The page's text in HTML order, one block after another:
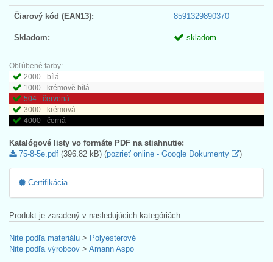
Čiarový kód (EAN13): 8591329890370
Skladom: skladom
Obľúbené farby:
2000 - bílá
1000 - krémově bílá
504 - červená
3000 - krémová
4000 - černá
Katalógové listy vo formáte PDF na stiahnutie:
75-8-5e.pdf (396.82 kB) (pozrieť online - Google Dokumenty )
Certifikácia
Produkt je zaradený v nasledujúcich kategóriách:
Nite podľa materiálu > Polyesterové
Nite podľa výrobcov > Amann Aspo